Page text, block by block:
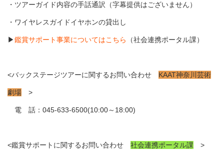
・ツアーガイド内容の手話通訳（字幕提供はございません）
・ワイヤレスガイドイヤホンの貸出し
▶鑑賞サポート事業についてはこちら （社会連携ポータル課）
<バックステージツアーに関するお問い合わせ KAAT神奈川芸術
劇場 >
電 話：045-633-6500(10:00～18:00)
<鑑賞サポートに関するお問い合わせ 社会連携ポータル課 >